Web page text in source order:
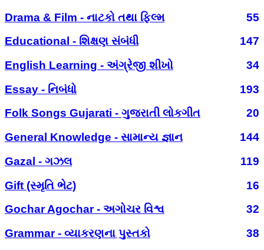
Drama & Film - નાટકો તથા ફિલ્મ
55
Educational - શિક્ષણ સંબંધી
147
English Learning - અંગ્રેજી શીખો
34
Essay - નિબંધો
193
Folk Songs Gujarati - ગુજરાતી લોકગીત
20
General Knowledge - સામાન્ય જ્ઞાન
144
Gazal - ગઝલ
119
Gift (સ્મૃતિ ભેટ)
16
Gochar Agochar - અગોચર વિશ્વ
32
Grammar - વ્યાકરણના પુસ્તકો
38